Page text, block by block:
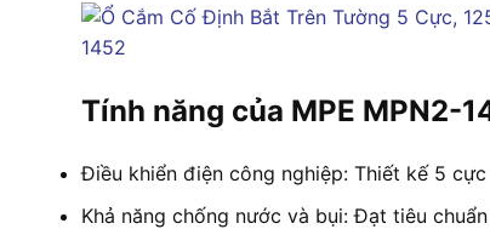
Tính năng của MPE MPN2-
Điều khiển điện công nghiệp: Thiết kế 5
Khả năng chống nước và bụi: Đạt tiêu